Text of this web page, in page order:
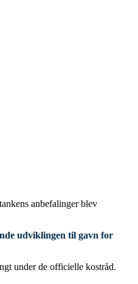
anbefalinger blev
udviklingen til gavn for
under de officielle kostråd.